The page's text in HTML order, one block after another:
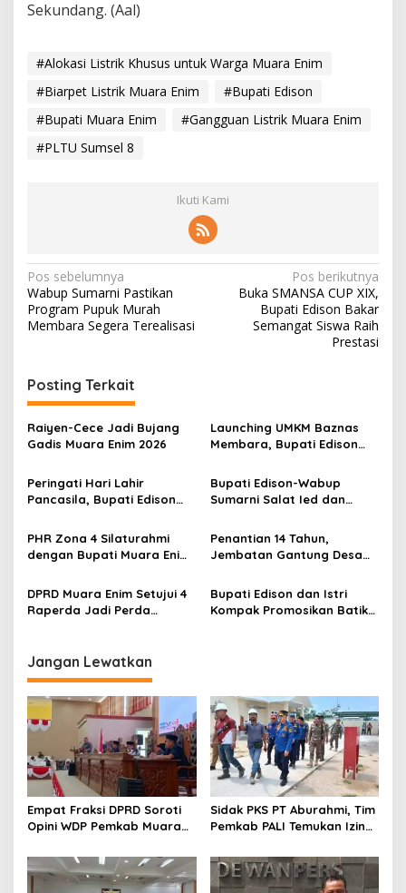
Sekundang. (Aal)
#Alokasi Listrik Khusus untuk Warga Muara Enim
#Biarpet Listrik Muara Enim
#Bupati Edison
#Bupati Muara Enim
#Gangguan Listrik Muara Enim
#PLTU Sumsel 8
Ikuti Kami
N
a
v
g
a
s
i
p
o
s
Pos sebelumnya
Wabup Sumarni Pastikan
Program Pupuk Murah
Membara Segera Terealisasi
Pos berikutnya
Buka SMANSA CUP XIX,
Bupati Edison Bakar
Semangat Siswa Raih
Prestasi
Posting Terkait
Raiyen-Cece Jadi Bujang
Gadis Muara Enim 2026
Launching UMKM Baznas
Membara, Bupati Edison
Usaha kepada 200
Mustahik
Peringati Hari Lahir
Pancasila, Bupati Edison
Perkokoh Persatuan dan
Kawal Pembangunan
Bupati Edison-Wabup
Sumarni Salat Ied dan
di Masjid Agung
PHR Zona 4 Silaturahmi
dengan Bupati Muara Enim
Sinergi Dukung Ketahanan
Energi Nasional
Penantian 14 Tahun,
Jembatan Gantung Desa
DPRD Muara Enim Setujui 4
Raperda Jadi Perda
Bupati Edison dan Istri
Kompak Promosikan Batik
Jangan Lewatkan
Empat Fraksi DPRD Soroti
Opini WDP Pemkab Muara
Kelola Keuangan
Sidak PKS PT Aburahmi, Tim
Pemkab PALI Temukan Izin